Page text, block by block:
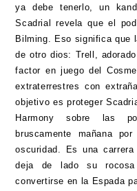
ya debe tenerlo, un
Scadrial revela que el
Bilming. Eso significa que
de otro dios: Trell,
factor en juego del
extraterrestres con
objetivo es proteger
Harmony sobre las
bruscamente mañana
oscuridad. Es una
deja de lado su
convertirse en la Espada